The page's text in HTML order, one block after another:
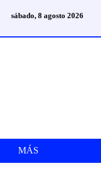
sábado, 8 agosto 2026
MÁS